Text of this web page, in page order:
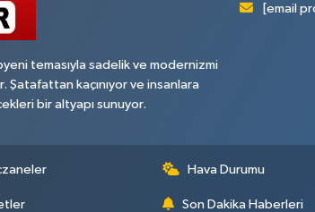
temasıyla sadelik ve modernizmi
Şatafattan kaçınıyor ve insanlara
bir altyapı sunuyor.
[email
Hava Durumu
Son Dakika Haberleri